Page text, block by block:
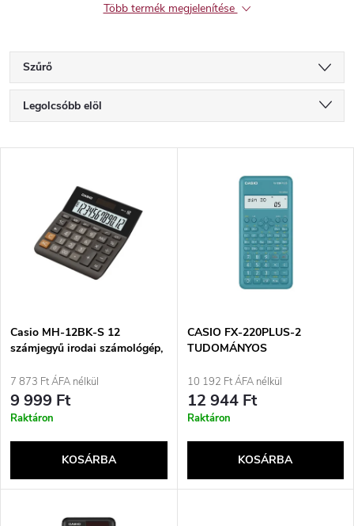
Több termék megjelenítése
Szűrő
T
e
e
k
r
n
Legolcsóbb elöl
ABC szerint
é
k
e
k
l
Casio MH-12BK-S 12
számjegyű irodai számológép,
7 873 Ft ÁFA nélkül
9 999 Ft
Raktáron
KOSÁRBA
CASIO FX-220PLUS-2
TUDOMÁNYOS
KIJELZŐ
10 192 Ft ÁFA nélkül
12 944 Ft
Raktáron
KOSÁRBA